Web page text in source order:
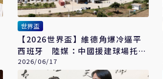
世界盃
【2026世界盃】維德角爆冷逼平
西班牙 陸媒：中國援建球場托起
足球奇蹟
2026/06/17